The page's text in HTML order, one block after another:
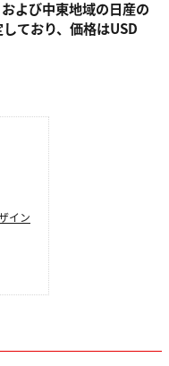
よび中東地域の日産の
ており、価格はUSD
イン